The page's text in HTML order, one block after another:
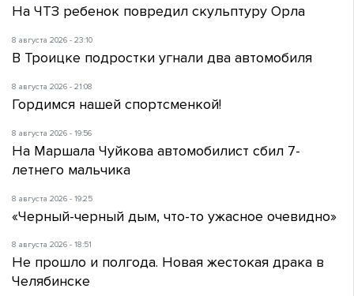
На ЧТЗ ребенок повредил скульптуру Орла
8 августа 2026 - 23:10
В Троицке подростки угнали два автомобиля
8 августа 2026 - 21:08
Гордимся нашей спортсменкой!
8 августа 2026 - 19:56
На Маршала Чуйкова автомобилист сбил 7-
летнего мальчика
8 августа 2026 - 19:25
«Черный-черный дым, что-то ужасное очевидно»
8 августа 2026 - 18:51
Не прошло и полгода. Новая жестокая драка в
Челябинске